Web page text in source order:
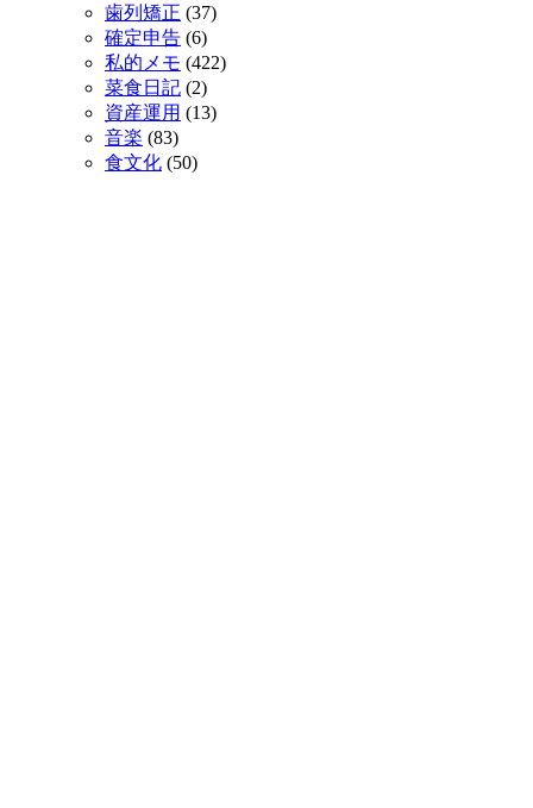
歯列矯正 (37)
確定申告 (6)
私的メモ (422)
菜食日記 (2)
資産運用 (13)
音楽 (83)
食文化 (50)